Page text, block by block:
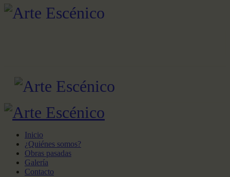
Inicio
¿Quiénes somos?
Obras pasadas
Galería
Contacto